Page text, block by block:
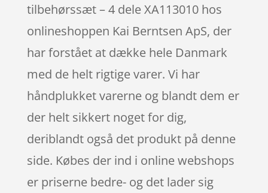
tilbehørssæt – 4 dele XA113010 hos
onlineshoppen Kai Berntsen ApS, der
har forstået at dække hele Danmark
med de helt rigtige varer. Vi har
håndplukket varerne og blandt dem er
der helt sikkert noget for dig,
deriblandt også det produkt på denne
side. Købes der ind i online webshops
er priserne bedre- og det lader sig